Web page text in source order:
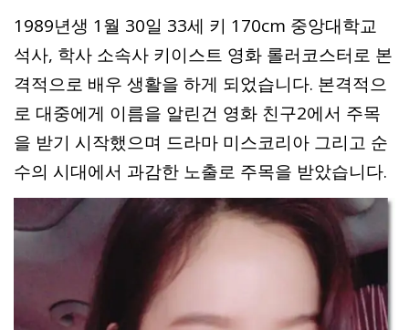
1989년생 1월 30일 33세 키 170cm 중앙대학교
석사, 학사 소속사 키이스트 영화 롤러코스터로 본
격적으로 배우 생활을 하게 되었습니다. 본격적으
로 대중에게 이름을 알린건 영화 친구2에서 주목
을 받기 시작했으며 드라마 미스코리아 그리고 순
수의 시대에서 과감한 노출로 주목을 받았습니다.